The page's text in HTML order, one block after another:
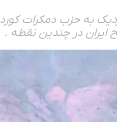
بە حزب دمکرات
ایران در چندین نقطە .